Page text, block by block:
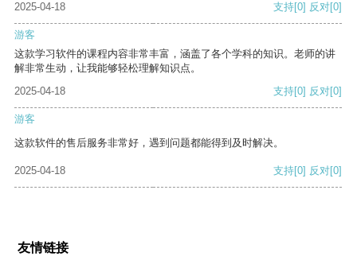
2025-04-18
支持[0] 反对[0]
游客
这款学习软件的课程内容非常丰富，涵盖了各个学科的知识。老师的讲
解非常生动，让我能够轻松理解知识点。
2025-04-18
支持[0] 反对[0]
游客
这款软件的售后服务非常好，遇到问题都能得到及时解决。
2025-04-18 支持[0] 反对[0]
友情链接